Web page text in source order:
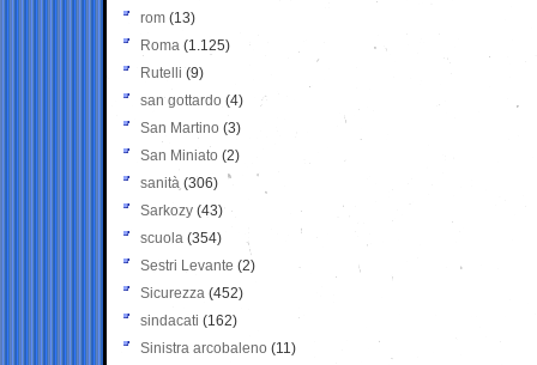
rom (13)
Roma (1.125)
Rutelli (9)
san gottardo (4)
San Martino (3)
San Miniato (2)
sanità (306)
Sarkozy (43)
scuola (354)
Sestri Levante (2)
Sicurezza (452)
sindacati (162)
Sinistra arcobaleno (11)